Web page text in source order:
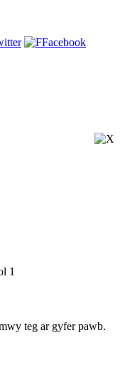
1
teg ar gyfer pawb.